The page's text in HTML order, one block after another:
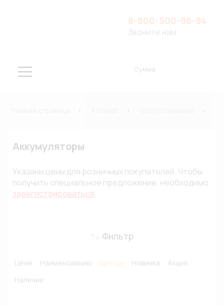
8-800-500-96-94
Звоните нам
Сумма
Аккумуляторы
Указаны цены для розничных покупателей. Чтобы
получить специальное предложение, необходимо
зарегистрироваться
Фильтр
Цене Наименованию Бренду Новинка
Акция
Наличие